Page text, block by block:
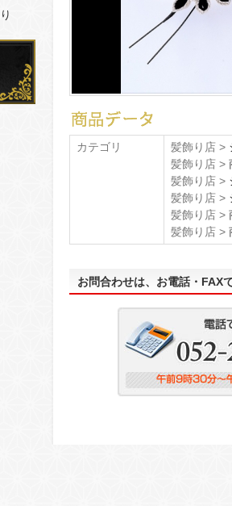
カテゴリ 髪飾り店 >
髪飾り店 >
髪飾り店 >
髪飾り店 >
髪飾り店 >
髪飾り店 >
お問合わせは、お電話・FAX